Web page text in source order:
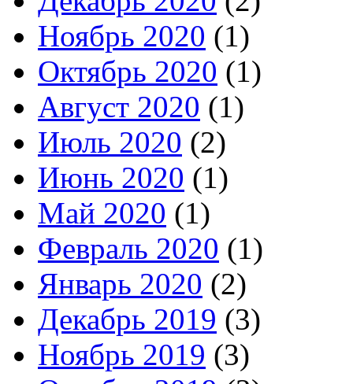
Ноябрь 2020 (1)
Октябрь 2020 (1)
Август 2020 (1)
Июль 2020 (2)
Июнь 2020 (1)
Май 2020 (1)
Февраль 2020 (1)
Январь 2020 (2)
Декабрь 2019 (3)
Ноябрь 2019 (3)